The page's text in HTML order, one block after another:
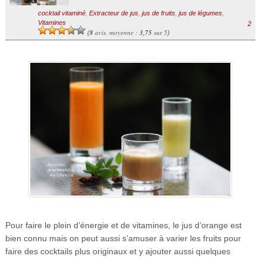
cocktail vitaminé, Extracteur de jus, jus de fruits, jus de légumes,
Vitamines
(8 avis, moyenne : 3,75sur 5)
2
Pour faire le plein d’énergie et de vitamines, le jus d’orange est
bien connu mais on peut aussi s’amuser à varier les fruits pour
faire des cocktails plus originaux et y ajouter aussi quelques